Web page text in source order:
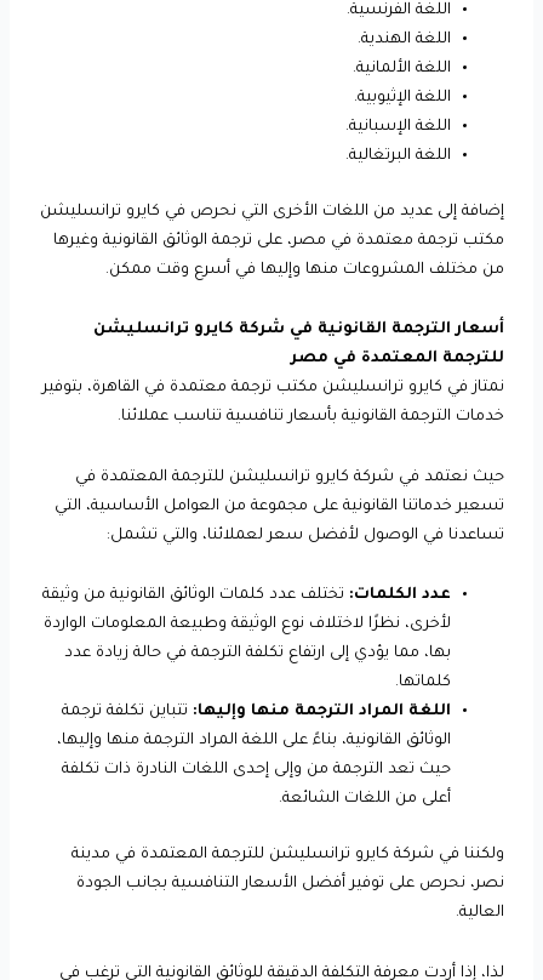
اللغة الفرنسية.
اللغة الهندية.
اللغة الألمانية.
اللغة الإثيوبية.
اللغة الإسبانية.
اللغة البرتغالية.
إضافة إلى عديد من اللغات الأخرى التي نحرص في كايرو ترانسليشن
مكتب ترجمة معتمدة في مصر، على ترجمة الوثائق القانونية وغيرها
من مختلف المشروعات منها وإليها في أسرع وقت ممكن.
أسعار الترجمة القانونية في شركة كايرو ترانسليشن
للترجمة المعتمدة في مصر
نمتاز في كايرو ترانسليشن مكتب ترجمة معتمدة في القاهرة، بتوفير
خدمات الترجمة القانونية بأسعار تنافسية تناسب عملائنا.
حيث نعتمد في شركة كايرو ترانسليشن للترجمة المعتمدة في
تسعير خدماتنا القانونية على مجموعة من العوامل الأساسية، التي
تساعدنا في الوصول لأفضل سعر لعملائنا، والتي تشمل:
عدد الكلمات: تختلف عدد كلمات الوثائق القانونية من وثيقة
لأخرى، نظرًا لاختلاف نوع الوثيقة وطبيعة المعلومات الواردة
بها، مما يؤدي إلى ارتفاع تكلفة الترجمة في حالة زيادة عدد
كلماتها.
اللغة المراد الترجمة منها وإليها: تتباين تكلفة ترجمة
الوثائق القانونية، بناءً على اللغة المراد الترجمة منها وإليها،
حيث تعد الترجمة من وإلى إحدى اللغات النادرة ذات تكلفة
أعلى من اللغات الشائعة.
ولكننا في شركة كايرو ترانسليشن للترجمة المعتمدة في مدينة
نصر، نحرص على توفير أفضل الأسعار التنافسية بجانب الجودة
العالية.
لذا، إذا أردت معرفة التكلفة الدقيقة للوثائق القانونية التي ترغب في